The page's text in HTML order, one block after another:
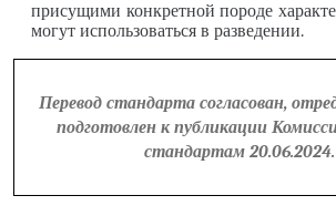
присущими конкретной породе
могут использоваться в разведении.
Перевод стандарта согласован,
подготовлен к публикации
стандартам 20.06.2024.